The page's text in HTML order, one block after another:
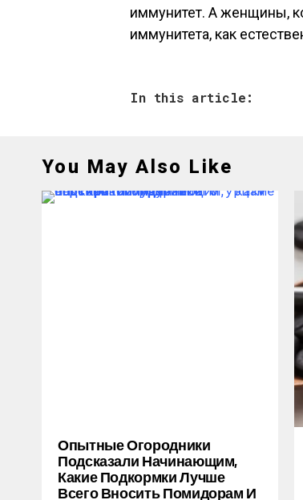
иммунитет. А женщины,
иммунитета, как
In this article:
You May Also Like
Опытные Огородники
Подсказали Начинающим,
Какие Подкормки Лучше
Всего Вносить Помидорам И